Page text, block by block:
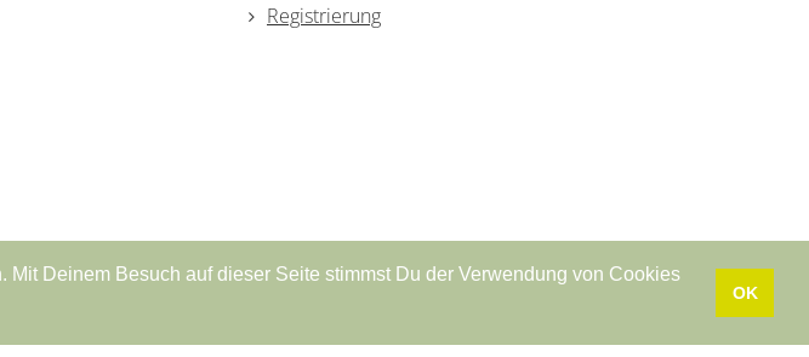
Deinem Besuch auf dieser Seite stimmst Du der Verwendung von Cookies
OK
Registrierung
• Widerrufsbelehrung • Vertrag widerrufen • Datenschutzerklärung • Impressum